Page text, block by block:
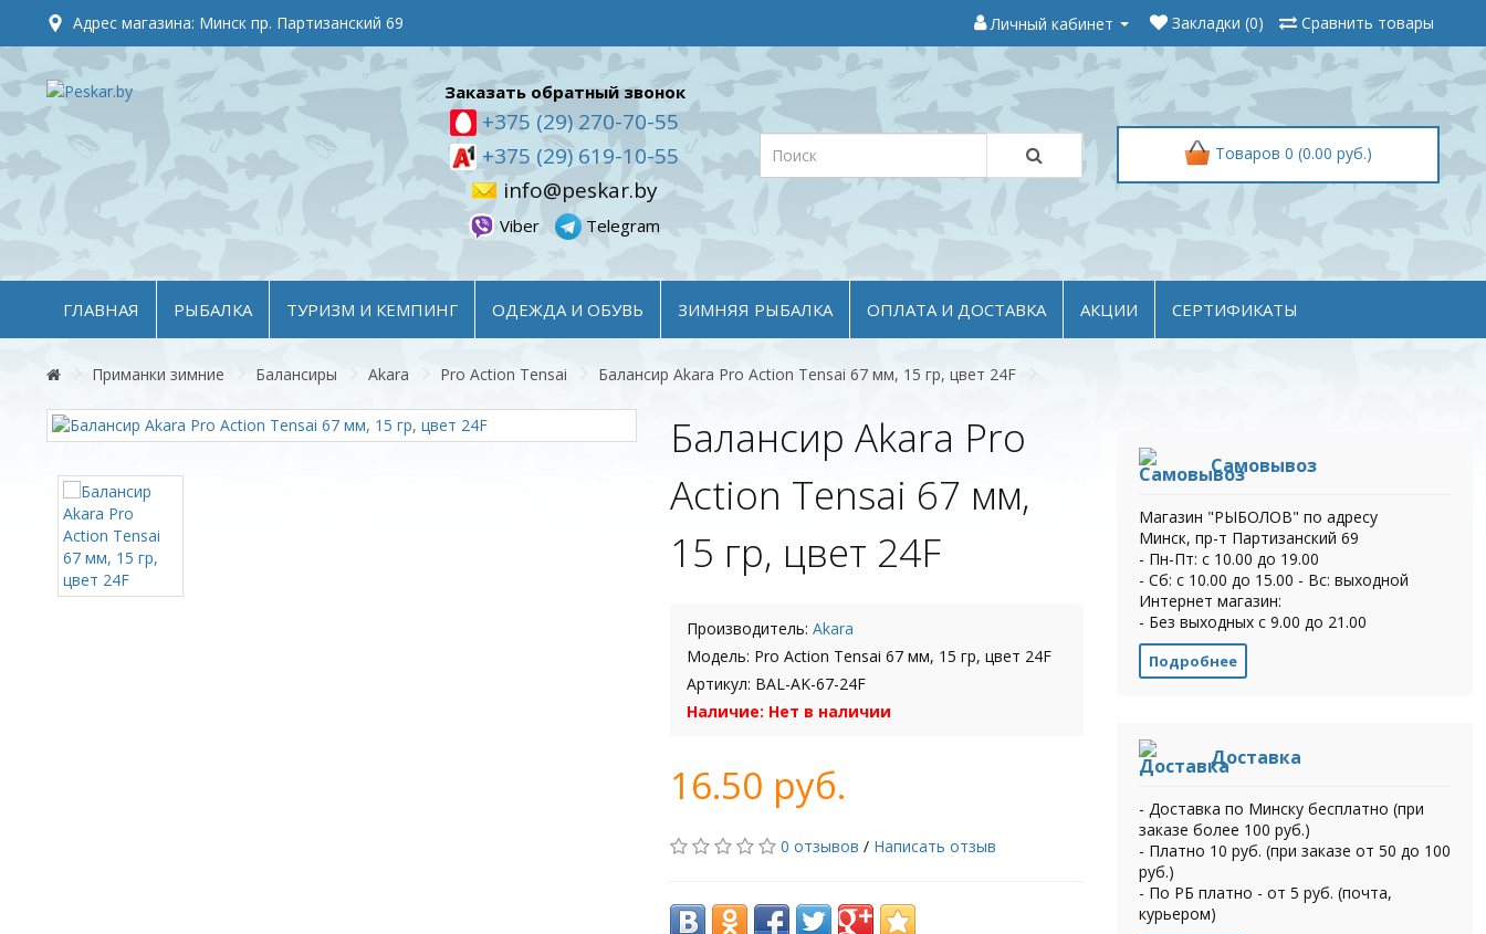
Адрес магазина: Минск пр. Партизанский 69 Личный кабинет Закладки (0) Сравнить товары
Заказать обратный звонок
+375 (29) 270-70-55
+375 (29) 619-10-55
info@peskar.by
Viber Telegram
Товаров 0 (0.00 руб.)
ГЛАВНАЯ РЫБАЛКА ТУРИЗМ И КЕМПИНГ ОДЕЖДА И ОБУВЬ ЗИМНЯЯ РЫБАЛКА ОПЛАТА И ДОСТАВКА АКЦИИ СЕРТИФИКАТЫ
Приманки зимние Балансиры Akara Pro Action Tensai Балансир Akara Pro Action Tensai 67 мм, 15 гр, цвет 24F
Балансир Akara Pro
Action Tensai 67 мм,
15 гр, цвет 24F
Производитель:Akara
Модель: Pro Action Tensai 67 мм, 15 гр, цвет 24F
Артикул: BAL-AK-67-24F
Наличие: Нет в наличии
16.50 руб.
0 отзывов / Написать отзыв
Самовывоз
Магазин "РЫБОЛОВ" по адресу
Минск, пр-т Партизанский 69
- Пн-Пт: с 10.00 до 19.00
- Сб: с 10.00 до 15.00 - Вс: выходной
Интернет магазин:
- Без выходных с 9.00 до 21.00
Подробнее
Доставка
- Доставка по Минску бесплатно (при
заказе более 100 руб.)
- Платно 10 руб. (при заказе от 50 до 100
руб.)
- По РБ платно - от 5 руб. (почта,
курьером)